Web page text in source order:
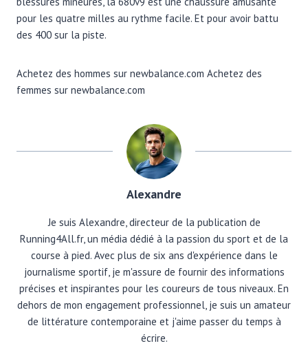
pour les quatre milles au rythme facile. Et pour avoir battu
des 400 sur la piste.
Achetez des hommes sur newbalance.com Achetez des
femmes sur newbalance.com
Alexandre
Je suis Alexandre, directeur de la publication de
Running4All.fr, un média dédié à la passion du sport et de la
course à pied. Avec plus de six ans d'expérience dans le
journalisme sportif, je m'assure de fournir des informations
précises et inspirantes pour les coureurs de tous niveaux. En
dehors de mon engagement professionnel, je suis un amateur
de littérature contemporaine et j'aime passer du temps à
écrire.